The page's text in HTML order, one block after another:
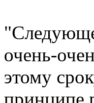
очень-
этому